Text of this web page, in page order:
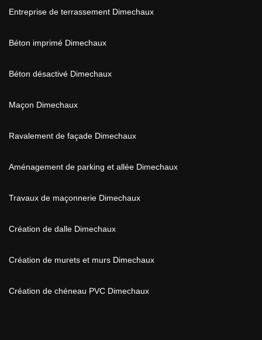
Entreprise de terrassement Dimechaux
Béton imprimé Dimechaux
Béton désactivé Dimechaux
Maçon Dimechaux
Ravalement de façade Dimechaux
Aménagement de parking et allée Dimechaux
Travaux de maçonnerie Dimechaux
Création de dalle Dimechaux
Création de murets et murs Dimechaux
Création de chéneau PVC Dimechaux